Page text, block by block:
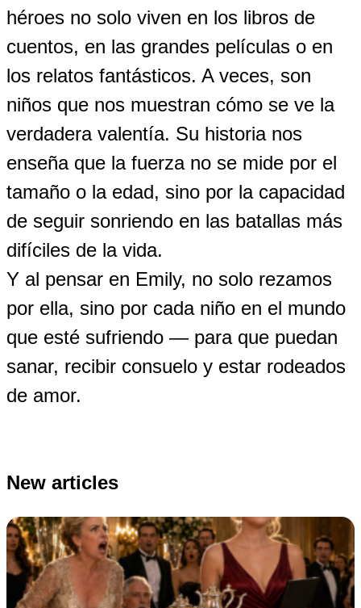
héroes no solo viven en los libros de
cuentos, en las grandes películas o en
los relatos fantásticos. A veces, son
niños que nos muestran cómo se ve la
verdadera valentía. Su historia nos
enseña que la fuerza no se mide por el
tamaño o la edad, sino por la capacidad
de seguir sonriendo en las batallas más
difíciles de la vida.
Y al pensar en Emily, no solo rezamos
por ella, sino por cada niño en el mundo
que esté sufriendo — para que puedan
sanar, recibir consuelo y estar rodeados
de amor.
New articles